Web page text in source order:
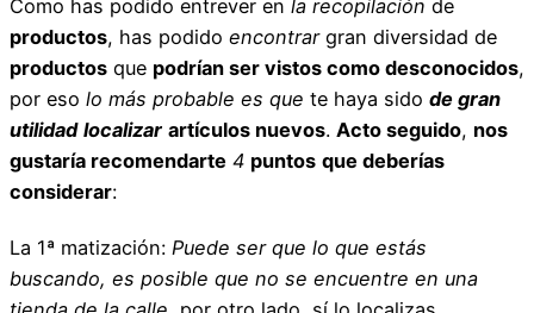
Como has podido entrever en la recopilación de
productos, has podido encontrargran diversidad de
productos que podrían ser vistos como desconocidos,
por eso lo más probable es que te haya sido de gran
utilidad localizar artículos nuevos. Acto seguido, nos
gustaría recomendarte 4 puntos que deberías
considerar:
La 1ª matización: Puede ser que lo que estás
buscando, es posible que no se encuentre en una